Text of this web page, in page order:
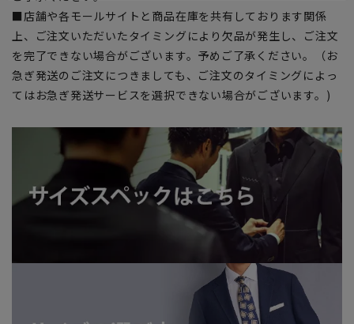
■店舗や各モールサイトと商品在庫を共有しております関係
上、ご注文いただいたタイミングにより欠品が発生し、ご注文
を完了できない場合がございます。予めご了承ください。（お
急ぎ発送のご注文につきましても、ご注文のタイミングによっ
てはお急ぎ発送サービスを選択できない場合がございます。)